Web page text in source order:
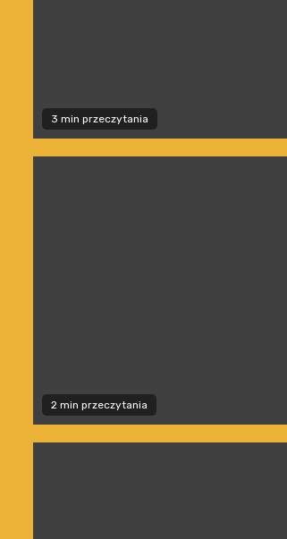
3 min przeczytania
2 min przeczytania